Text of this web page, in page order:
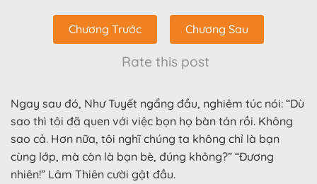
Chương Trước Chương Sau
Rate this post
Ngay sau đó, Như Tuyết ngẩng đầu, nghiêm túc nói: “Dù
sao thì tôi đã quen với việc bọn họ bàn tán rồi. Không
sao cả. Hơn nữa, tôi nghĩ chúng ta không chỉ là bạn
cùng lớp, mà còn là bạn bè, đúng không?” “Đương
nhiên!” Lâm Thiên cười gật đầu.